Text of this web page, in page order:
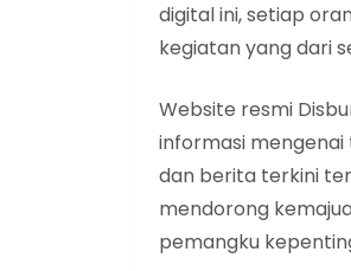
digital ini, setiap
kegiatan yang dari
Website resmi
informasi
dan berita terkini
mendorong
pemangku